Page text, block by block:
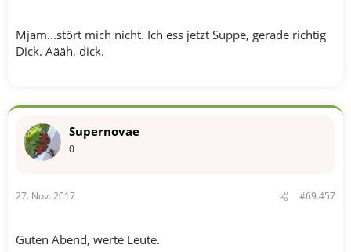
Mjam...stört mich nicht. Ich ess jetzt Suppe, gerade richtig
Dick. Äääh, dick.
Supernovae
0
27. Nov. 2017 #69.457
Guten Abend, werte Leute.